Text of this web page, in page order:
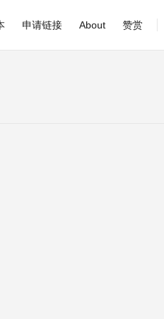
申请链接 About 赞赏